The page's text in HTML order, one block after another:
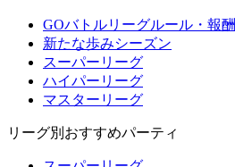
GOバトルリーグルール・報酬
新たな歩みシーズン
スーパーリーグ
ハイパーリーグ
マスターリーグ
リーグ別おすすめパーティ